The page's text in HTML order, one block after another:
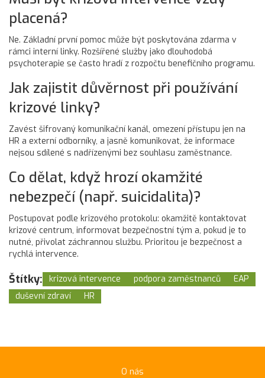
placená?
Ne. Základní první pomoc může být poskytována zdarma v
rámci interní linky. Rozšířené služby jako dlouhodobá
psychoterapie se často hradí z rozpočtu benefičního programu.
Jak zajistit důvěrnost při používání
krizové linky?
Zavést šifrovaný komunikační kanál, omezení přístupu jen na
HR a externí odborníky, a jasně komunikovat, že informace
nejsou sdílené s nadřízenými bez souhlasu zaměstnance.
Co dělat, když hrozí okamžité
nebezpečí (např. suicidalita)?
Postupovat podle krizového protokolu: okamžitě kontaktovat
krizové centrum, informovat bezpečnostní tým a, pokud je to
nutné, přivolat záchrannou službu. Prioritou je bezpečnost a
rychlá intervence.
Štítky: krizová intervence podpora zaměstnanců
EAP
duševní zdraví
HR
O nás